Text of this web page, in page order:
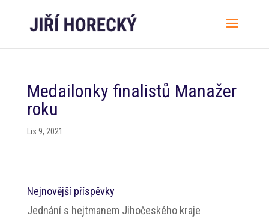
Medailonky finalistů Manažer
roku
Lis 9, 2021
Nejnovější příspěvky
Jednání s hejtmanem Jihočeského kraje